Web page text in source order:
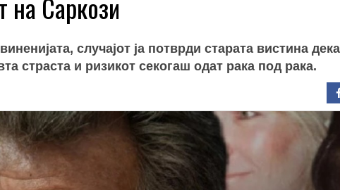
случајот ја потврди старата вистина
страста и ризикот секогаш одат рака под рака.